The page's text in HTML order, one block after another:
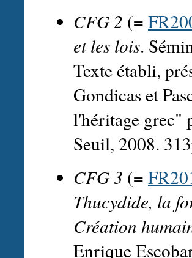
CFG 2 (=
et les lois.
Texte établi,
Gondicas et
l'héritage grec"
Seuil, 2008.
CFG 3 (=
Thucydide, la
Création
Enrique